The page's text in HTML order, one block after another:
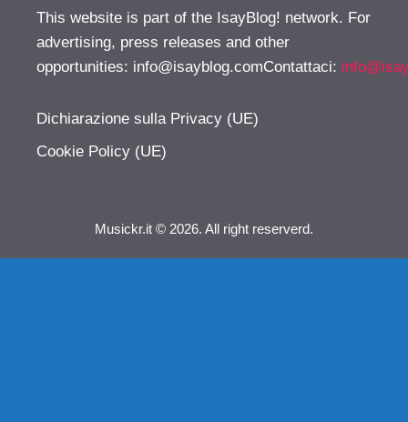
This website is part of the IsayBlog! network. For
advertising, press releases and other
opportunities: info@isayblog.comContattaci:
Dichiarazione sulla Privacy (UE)
Cookie Policy (UE)
Musickr.it © 2026. All right reserverd.